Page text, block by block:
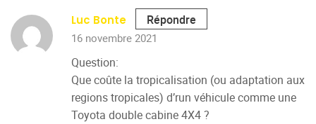
Luc Bonte Répondre
16 novembre 2021
Question:
Que coûte la tropicalisation (ou adaptation aux
regions tropicales) d’run véhicule comme une
Toyota double cabine 4X4 ?